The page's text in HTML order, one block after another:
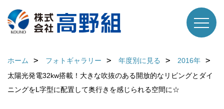
ホーム フォトギャラリー 年度別に見る
2016年
太陽光発電32kw搭載！大きな吹抜のある開放的なリビングとダイ
ニングをL字型に配置して奥行きを感じられる空間に☆